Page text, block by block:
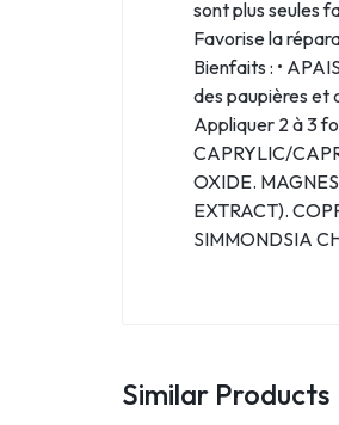
sont plus seules
Favorise la
Bienfaits : •
des paupières et
Appliquer 2 à 3
CAPRYLIC/
OXIDE.
EXTRACT).
SIMMONDSIA
Similar Products